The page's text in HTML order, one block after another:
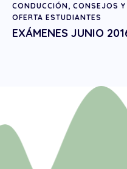
CONDUCCIÓN, CONSEJOS Y
OFERTA ESTUDIANTES
EXÁMENES JUNIO